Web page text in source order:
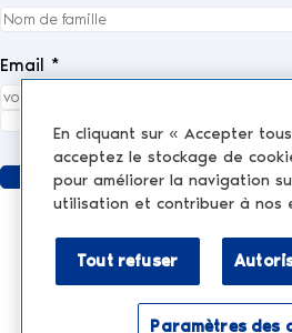
Email *
Envoyer
MÉDECINE ESTHÉTIQUE
Injections et produits de comblement
AESTHETIC TREATMENTS
En cliquant sur « Accepter
acceptez le stockage de
pour améliorer la navigation
utilisation et contribuer à nos
Tout refuser
Paramètres des